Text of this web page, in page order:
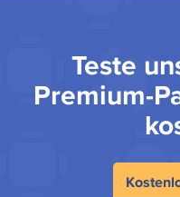
Teste
Premium-